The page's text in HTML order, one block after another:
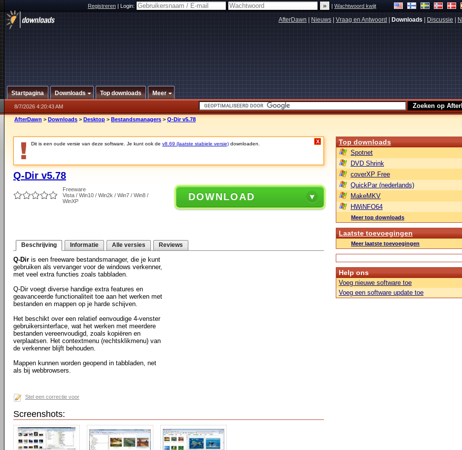
Registreren|Login: |Wachtwoord kwijt
AfterDawn Nieuws Vraag en Antwoord Downloads Discussie
Startpagina Downloads Top downloads Meer
8/7/2026 4:20:43 AM
AfterDawn > Downloads > Desktop > Bestandsmanagers > Q-Dir v5.78
Dit is een oude versie van deze software. Je kunt ook de v8.69 (laatste stabiele versie) downloaden. X
Q-Dir v5.78
Freeware
Vista / Win10 / Win2k / Win7 / Win8 /
WinXP
DOWNLOAD
Beschrijving Informatie Alle versies Reviews
Q-Dir is een freeware bestandsmanager, die je kunt
gebruiken als vervanger voor de windows verkenner,
met veel extra functies zoals tabbladen.
Q-Dir voegt diverse handige extra features en
geavanceerde functionaliteit toe aan het werken met
bestanden en mappen op je harde schijven.
Het beschikt over een relatief eenvoudige 4-venster
gebruikersinterface, wat het werken met meerdere
bestanden vereenvoudigd, zoals kopiëren en
verplaatsen. Het contextmenu (rechtsklikmenu) van
de verkenner blijft behouden.
Mappen kunnen worden geopend in tabbladen, net
als bij webbrowsers.
Stel een correctie voor
Screenshots:
Top downloads
Spotnet
DVD Shrink
coverXP Free
QuickPar (nederlands)
MakeMKV
HWiNFO64
Meer top downloads
Laatste toevoegingen
Meer laatste toevoegingen
Help ons
Voeg nieuwe software toe
Voeg een software update toe